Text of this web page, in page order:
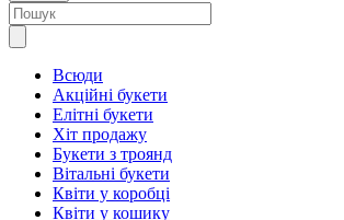
Всюди
Акційні букети
Елітні букети
Хіт продажу
Букети з троянд
Вітальні букети
Квіти у коробці
Квіти у кошику